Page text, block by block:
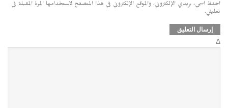
احفظ اسمي، بريدي الإلكتروني، والموقع الإلكتروني في هذا المتصفح لاستخدامها المرة المقبلة في
تعليقي.
Δ